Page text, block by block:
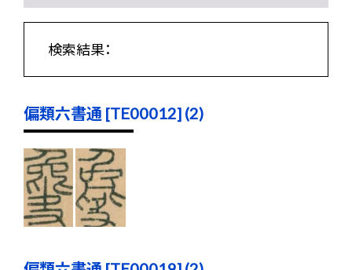
検索結果：
偏類六書通 [TE00012] (2)